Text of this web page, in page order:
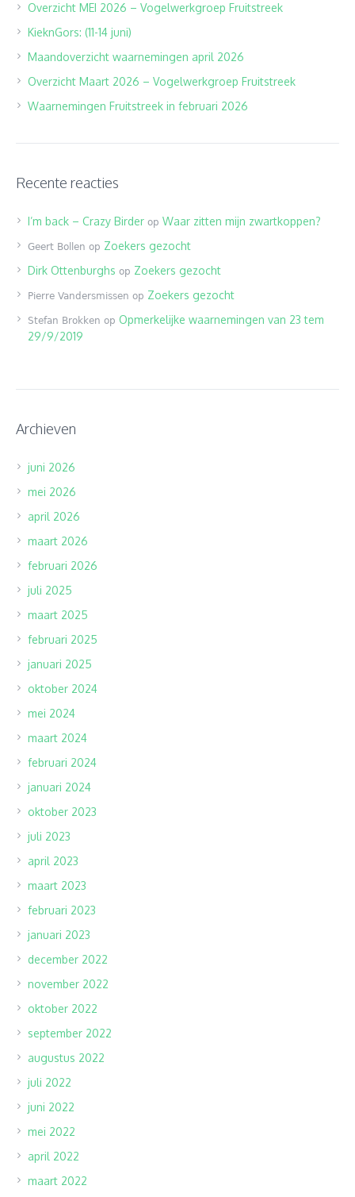
Overzicht MEI 2026 – Vogelwerkgroep Fruitstreek
KieknGors: (11-14 juni)
Maandoverzicht waarnemingen april 2026
Overzicht Maart 2026 – Vogelwerkgroep Fruitstreek
Waarnemingen Fruitstreek in februari 2026
Recente reacties
I’m back – Crazy Birder op Waar zitten mijn zwartkoppen?
Geert Bollen op Zoekers gezocht
Dirk Ottenburghs op Zoekers gezocht
Pierre Vandersmissen op Zoekers gezocht
Stefan Brokken op Opmerkelijke waarnemingen van 23 tem
29/9/2019
Archieven
juni 2026
mei 2026
april 2026
maart 2026
februari 2026
juli 2025
maart 2025
februari 2025
januari 2025
oktober 2024
mei 2024
maart 2024
februari 2024
januari 2024
oktober 2023
juli 2023
april 2023
maart 2023
februari 2023
januari 2023
december 2022
november 2022
oktober 2022
september 2022
augustus 2022
juli 2022
juni 2022
mei 2022
april 2022
maart 2022